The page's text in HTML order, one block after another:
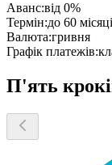
Аванс:від 0%
Термін:до 60
Валюта:гривня
Графік платежів:
П'ять